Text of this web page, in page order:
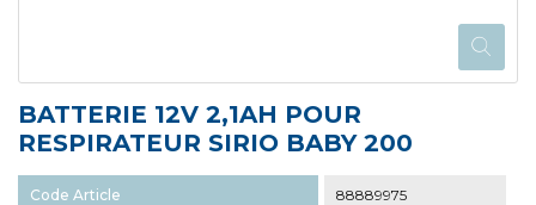
BATTERIE 12V 2,1AH POUR
RESPIRATEUR SIRIO BABY 200
Code Article 88889975